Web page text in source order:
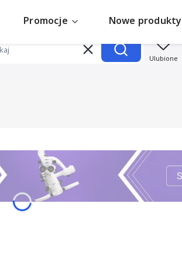
Wyczyść Szukaj Ulubione
Promocje Nowe produkty